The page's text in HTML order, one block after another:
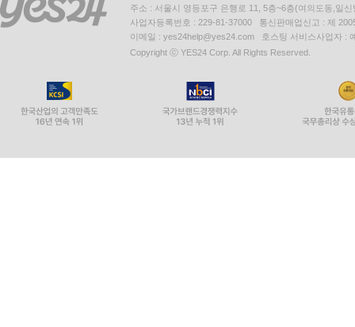
주소 : 서울시 영등포구 은행로 11, 5층~6층(여의도동,일신
사업자등록번호 : 229-81-37000 통신판매업신고 : 제
이메일 : yes24help@yes24.com 호스팅 서비스사업자 :
Copyright ⓒ YES24 Corp. All Rights Reserved.